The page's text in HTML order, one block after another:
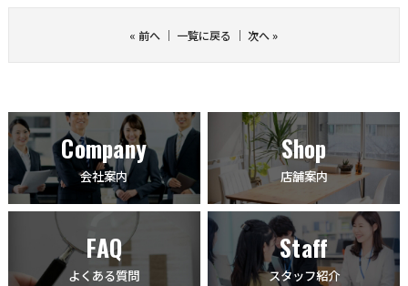
« 前へ ｜ 一覧に戻る ｜次へ»
Company
会社案内
Shop
店舗案内
FAQ
よくある質問
Staff
スタッフ紹介